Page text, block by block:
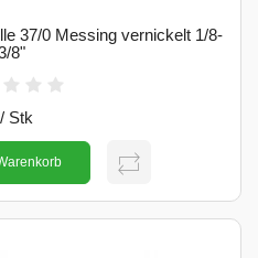
37/0 Messing vernickelt 1/8-
8"
Stk